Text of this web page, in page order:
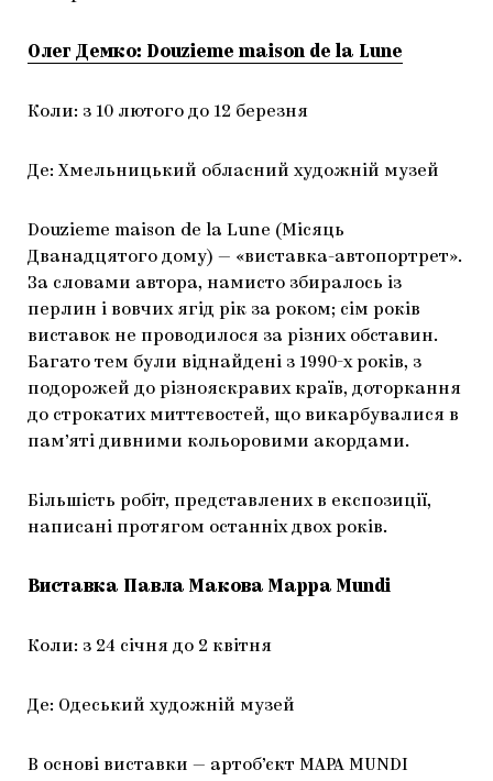
Олег Демко: Douzieme maison de la Lune
Коли: з 10 лютого до 12 березня
Де: Хмельницький обласний художній музей
Douzieme maison de la Lune (Місяць
Дванадцятого дому) — «виставка-автопортрет».
За словами автора, намисто збиралось із
перлин і вовчих ягід рік за роком; сім років
виставок не проводилося за різних обставин.
Багато тем були віднайдені з 1990-х років, з
подорожей до різнояскравих країв, доторкання
до строкатих миттєвостей, що викарбувалися в
пам’яті дивними кольоровими акордами.
Більшість робіт, представлених в експозиції,
написані протягом останніх двох років.
Виставка Павла Макова Mappa Mundi
Коли: з 24 січня до 2 квітня
Де: Одеський художній музей
В основі виставки — артоб’єкт MAPA MUNDI